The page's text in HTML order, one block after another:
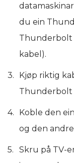
du ein
Thunderbolt
kabel).
Kjøp riktig
Thunderbolt
Koble den
og den
Skru på TV-